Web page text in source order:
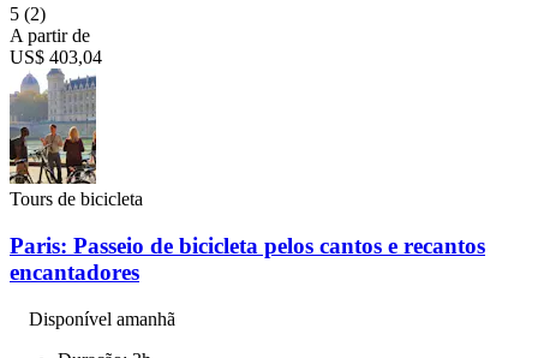
5 (2)
A partir de
US$ 403,04
Tours de bicicleta
Paris: Passeio de bicicleta pelos cantos e recantos
encantadores
Disponível amanhã